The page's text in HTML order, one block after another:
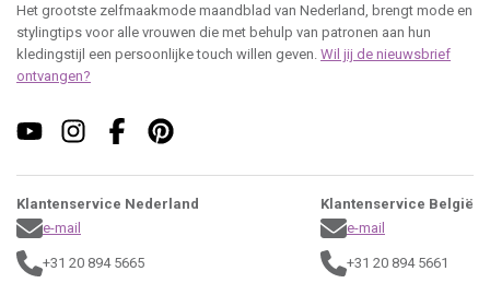
Het grootste zelfmaakmode maandblad van Nederland, brengt mode en
stylingtips voor alle vrouwen die met behulp van patronen aan hun
kledingstijl een persoonlijke touch willen geven. Wil jij de nieuwsbrief
ontvangen?
Klantenservice Nederland
e-mail
+31 20 894 5665
Klantenservice België
e-mail
+31 20 894 5661